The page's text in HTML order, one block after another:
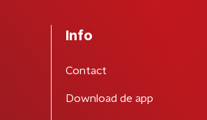
Info
Contact
Download de app